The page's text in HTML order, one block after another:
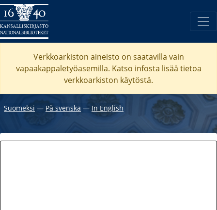
Verkkoarkiston aineisto on saatavilla vain
vapaakappaletyöasemilla. Katso infosta lisää tietoa
verkkoarkiston käytöstä.
Suomeksi ― På svenska ― In English